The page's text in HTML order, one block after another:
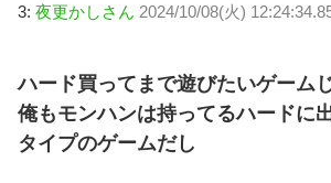
3: 夜更かしさん 2024/10/08(火)
ハード買ってまで遊びたいゲーム
俺もモンハンは持ってるハードに
タイプのゲームだし